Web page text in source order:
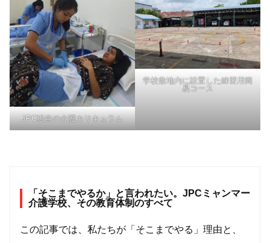
JPC独自の介護カリキュラム
学校敷地内に設置した練習用簡
易コース
「そこまでやるか」と言われたい。JPCミャンマー
介護学校、その教育体制のすべて
この記事では、私たちが「そこまでやる」理由と、